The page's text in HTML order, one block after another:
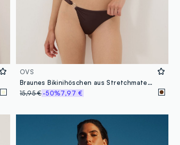
OVS
Braunes Bikinihöschen aus Stretchmaterial mit Ringdetail
15,95 €-50%7,97 €